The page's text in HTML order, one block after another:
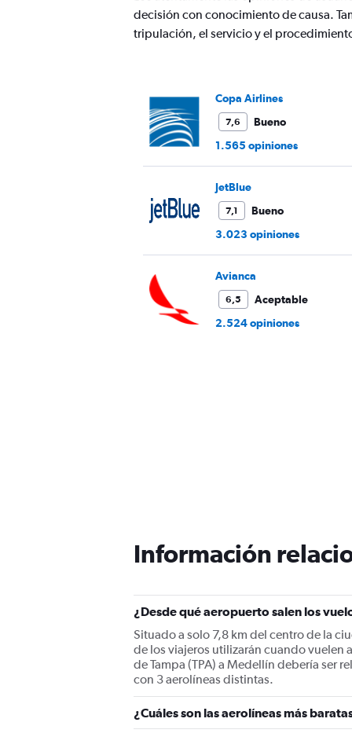
displaying
values.
decisión con conocimiento de causa.
tripulación, el servicio y el
Copa Airlines
7,6
Bueno
1.565 opiniones
JetBlue
7,1
Bueno
3.023 opiniones
Avianca
6,5
Aceptable
2.524 opiniones
Información
¿Desde qué aeropuerto salen los
Situado a solo 7,8 km del centro de la
de los viajeros utilizarán cuando vuelen
de Tampa (TPA) a Medellín debería ser
con 3 aerolíneas distintas.
¿Cuáles son las aerolíneas más